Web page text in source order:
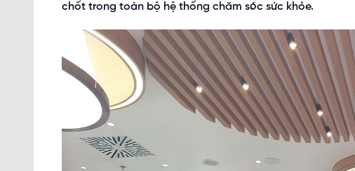
chốt trong toàn bộ hệ thống chăm sóc sức khỏe.